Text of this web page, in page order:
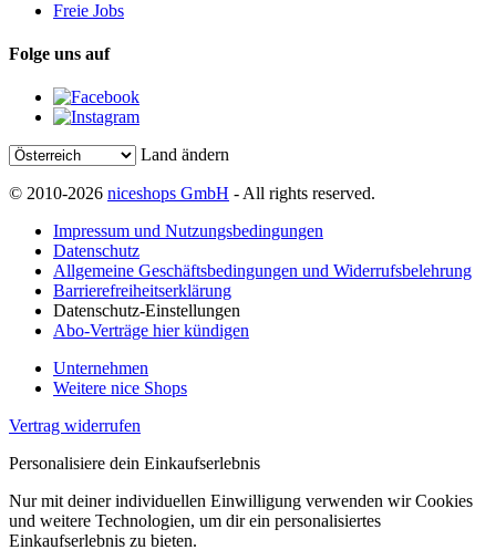
Freie Jobs
Folge uns auf
Land ändern
© 2010-2026 niceshops GmbH - All rights reserved.
Impressum und Nutzungsbedingungen
Datenschutz
Allgemeine Geschäftsbedingungen und Widerrufsbelehrung
Barrierefreiheitserklärung
Datenschutz-Einstellungen
Abo-Verträge hier kündigen
Unternehmen
Weitere nice Shops
Vertrag widerrufen
Personalisiere dein Einkaufserlebnis
Nur mit deiner individuellen Einwilligung verwenden wir Cookies
und weitere Technologien, um dir ein personalisiertes
Einkaufserlebnis zu bieten.